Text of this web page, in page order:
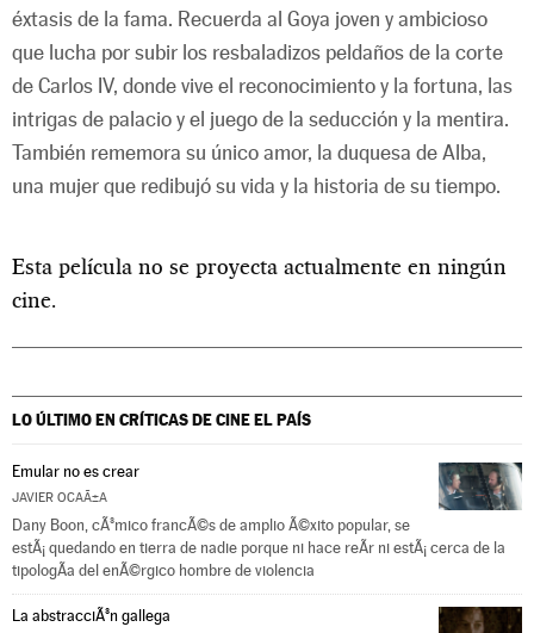
éxtasis de la fama. Recuerda al Goya joven y ambicioso
que lucha por subir los resbaladizos peldaños de la corte
de Carlos IV, donde vive el reconocimiento y la fortuna, las
intrigas de palacio y el juego de la seducción y la mentira.
También rememora su único amor, la duquesa de Alba,
una mujer que redibujó su vida y la historia de su tiempo.
Esta película no se proyecta actualmente en ningún
cine.
LO ÚLTIMO EN CRÍTICAS DE CINEEL PAÍS
Emular no es crear
JAVIER OCAÃ±A
Dany Boon, cÃ³mico francÃ©s de amplio Ã©xito popular, se
estÃ¡ quedando en tierra de nadie porque ni hace reÃ­r ni estÃ¡ cerca de la
tipologÃ­a del enÃ©rgico hombre de violencia
La abstracciÃ³n gallega